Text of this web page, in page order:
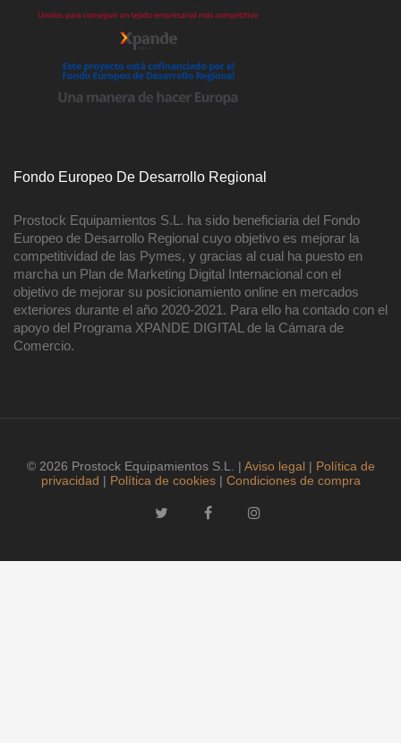
Fondo Europeo De Desarrollo Regional
Prostock Equipamientos S.L. ha sido beneficiaria del Fondo
Europeo de Desarrollo Regional cuyo objetivo es mejorar la
competitividad de las Pymes, y gracias al cual ha puesto en
marcha un Plan de Marketing Digital Internacional con el
objetivo de mejorar su posicionamiento online en mercados
exteriores durante el año 2020-2021. Para ello ha contado con el
apoyo del Programa XPANDE DIGITAL de la Cámara de
Comercio.
© 2026 Prostock Equipamientos S.L. | Aviso legal| Política de
privacidad | Política de cookies| Condiciones de compra